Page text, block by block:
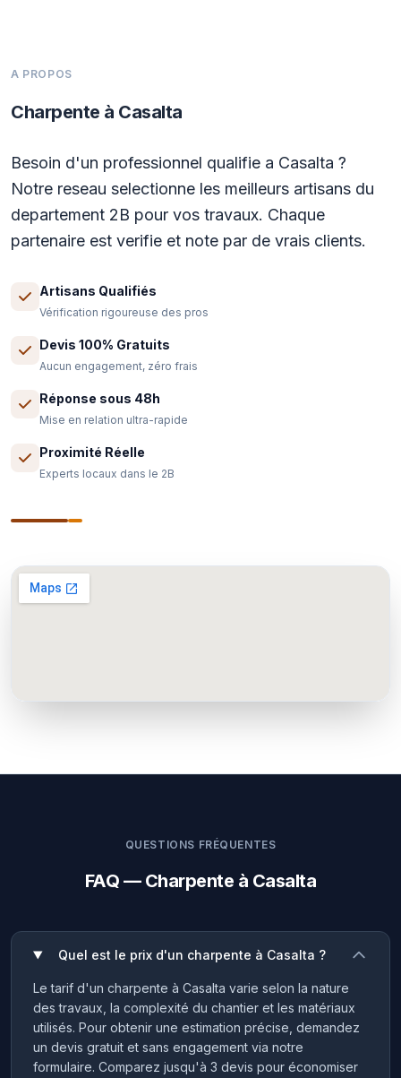
A PROPOS
Charpente à Casalta
Besoin d'un professionnel qualifie a Casalta ?
Notre reseau selectionne les meilleurs artisans du
departement 2B pour vos travaux. Chaque
partenaire est verifie et note par de vrais clients.
Artisans Qualifiés
Vérification rigoureuse des pros
Devis 100% Gratuits
Aucun engagement, zéro frais
Réponse sous 48h
Mise en relation ultra-rapide
Proximité Réelle
Experts locaux dans le 2B
QUESTIONS FRÉQUENTES
FAQ — Charpente à Casalta
Quel est le prix d'un charpente à Casalta ?
Le tarif d'un charpente à Casalta varie selon la nature
des travaux, la complexité du chantier et les matériaux
utilisés. Pour obtenir une estimation précise, demandez
un devis gratuit et sans engagement via notre
formulaire. Comparez jusqu'à 3 devis pour économiser